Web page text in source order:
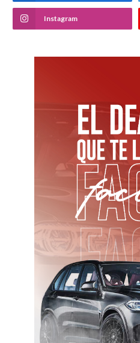
Instagram